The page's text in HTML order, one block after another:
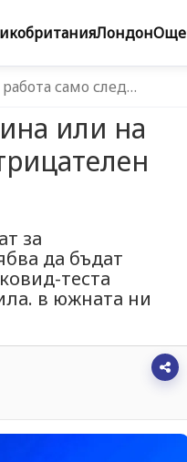
ЛондонОще
само след…
или на
за
да бъдат
теста
в южната ни